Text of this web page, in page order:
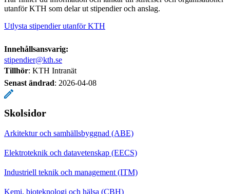
utanför KTH som delar ut stipendier och anslag.
Utlysta stipendier utanför KTH
Innehållsansvarig:
stipendier@kth.se
Tillhör: KTH Intranät
Senast ändrad: 2026-04-08
Skolsidor
Arkitektur och samhällsbyggnad (ABE)
Elektroteknik och datavetenskap (EECS)
Industriell teknik och management (ITM)
Kemi, bioteknologi och hälsa (CBH)